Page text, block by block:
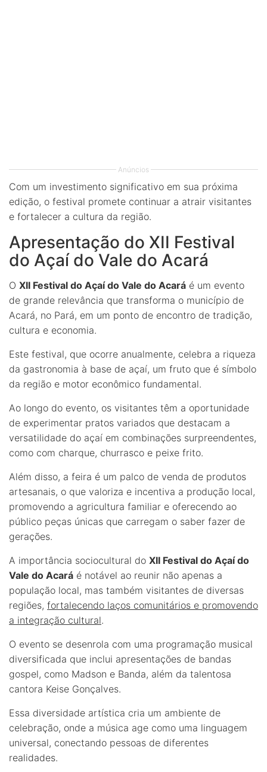
Anúncios
Com um investimento significativo em sua próxima
edição, o festival promete continuar a atrair visitantes
e fortalecer a cultura da região.
Apresentação do XII Festival
do Açaí do Vale do Acará
O XII Festival do Açaí do Vale do Acará é um evento
de grande relevância que transforma o município de
Acará, no Pará, em um ponto de encontro de tradição,
cultura e economia.
Este festival, que ocorre anualmente, celebra a riqueza
da gastronomia à base de açaí, um fruto que é símbolo
da região e motor econômico fundamental.
Ao longo do evento, os visitantes têm a oportunidade
de experimentar pratos variados que destacam a
versatilidade do açaí em combinações surpreendentes,
como com charque, churrasco e peixe frito.
Além disso, a feira é um palco de venda de produtos
artesanais, o que valoriza e incentiva a produção local,
promovendo a agricultura familiar e oferecendo ao
público peças únicas que carregam o saber fazer de
gerações.
A importância sociocultural do XII Festival do Açaí do
Vale do Acará é notável ao reunir não apenas a
população local, mas também visitantes de diversas
regiões, fortalecendo laços comunitários e promovendo
a integração cultural.
O evento se desenrola com uma programação musical
diversificada que inclui apresentações de bandas
gospel, como Madson e Banda, além da talentosa
cantora Keise Gonçalves.
Essa diversidade artística cria um ambiente de
celebração, onde a música age como uma linguagem
universal, conectando pessoas de diferentes
realidades.